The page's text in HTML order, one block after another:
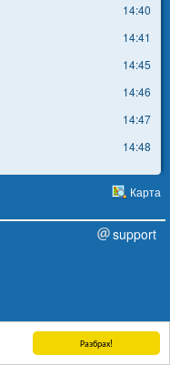
Разбрах!
14:40
14:41
14:45
14:46
14:47
14:48
Карта
support